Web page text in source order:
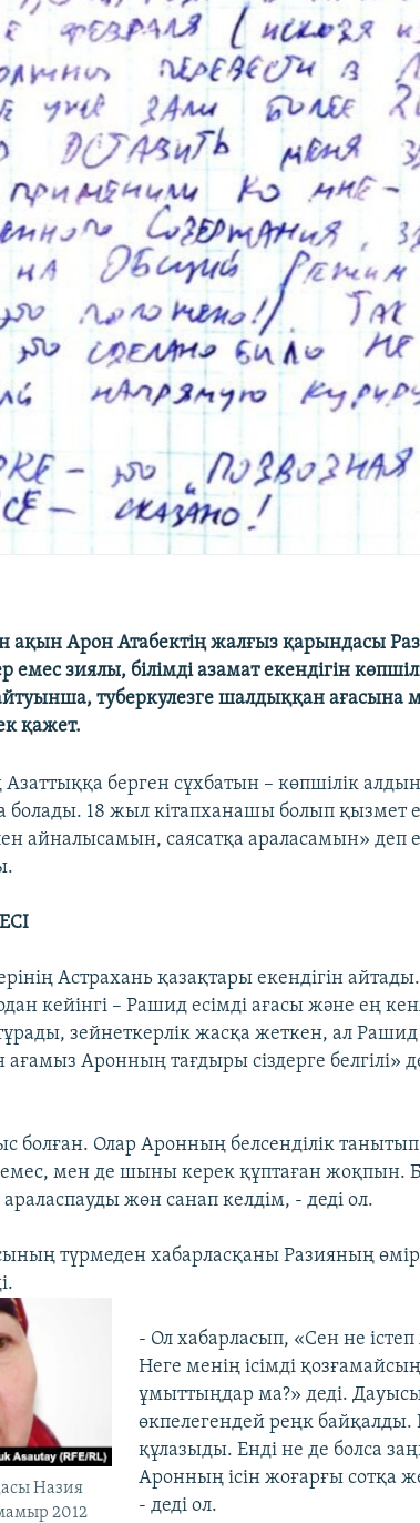
ақын Арон Атабектің жалғыз қарындасы
зиялы, білімді азамат екендігін
туберкулезге шалдыққан ағасына
қажет.
берген сұхбатын – көпшілік
болады. 18 жыл кітапханашы болып қызмет
айналысамын, саясатқа араласамын» деп
Астрахань қазақтары екендігін
кейінгі – Рашид есімді ағасы және ең
зейнеткерлік жасқа жеткен, ал
Аронның тағдыры сіздерге белгілі»
болған. Олар Аронның белсенділік
мен де шыны керек құптаған жоқпын.
араласпауды жөн санап келдім, - деді ол.
түрмеден хабарласқаны Разияның
Назия
2012
- Ол хабарласып, «Сен не
Неге менің ісімді
ұмыттыңдар ма?» деді.
өкпелегендей реңк байқалды.
құлазыды. Енді не де болса
Аронның ісін жоғарғы сотқа
- деді ол.